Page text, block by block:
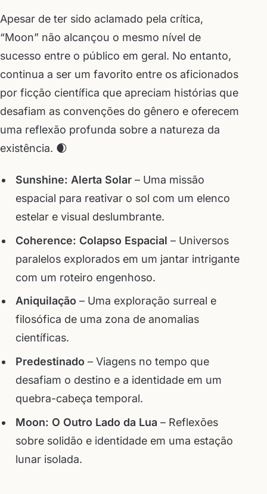
Apesar de ter sido aclamado pela crítica,
“Moon” não alcançou o mesmo nível de
sucesso entre o público em geral. No entanto,
continua a ser um favorito entre os aficionados
por ficção científica que apreciam histórias que
desafiam as convenções do gênero e oferecem
uma reflexão profunda sobre a natureza da
existência. 🌒
Sunshine: Alerta Solar– Uma missão
espacial para reativar o sol com um elenco
estelar e visual deslumbrante.
Coherence: Colapso Espacial – Universos
paralelos explorados em um jantar intrigante
com um roteiro engenhoso.
Aniquilação – Uma exploração surreal e
filosófica de uma zona de anomalias
científicas.
Predestinado – Viagens no tempo que
desafiam o destino e a identidade em um
quebra-cabeça temporal.
Moon: O Outro Lado da Lua – Reflexões
sobre solidão e identidade em uma estação
lunar isolada.